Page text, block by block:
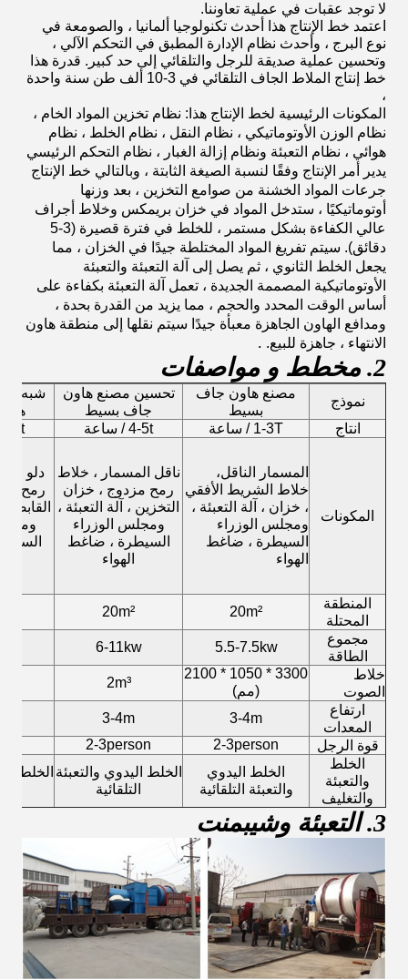
لا توجد عقبات في عملية تعاوننا.
اعتمد خط الإنتاج هذا أحدث تكنولوجيا ألمانيا ، والصومعة في
نوع البرج ، وأحدث نظام الإدارة المطبق في التحكم الآلي ،
وتحسين عملية صديقة للرجل والتلقائي إلى حد كبير. قدرة هذا
خط إنتاج الملاط الجاف التلقائي في 3-10 ألف طن سنة واحدة
،
المكونات الرئيسية لخط الإنتاج هذا: نظام تخزين المواد الخام ،
نظام الوزن الأوتوماتيكي ، نظام النقل ، نظام الخلط ، نظام
هوائي ، نظام التعبئة ونظام إزالة الغبار ، نظام التحكم الرئيسي
يدير أمر الإنتاج وفقًا لنسبة الصيغة الثابتة ، وبالتالي خط الإنتاج
جرعات المواد الخشنة من صوامع التخزين ، بعد وزنها
أوتوماتيكيًا ، ستدخل المواد في خزان بريمكس وخلاط أجراف
عالي الكفاءة بشكل مستمر ، للخلط في فترة قصيرة (3-5
دقائق). سيتم تفريغ المواد المختلطة جيدًا في الخزان ، مما
يجعل الخلط الثانوي ، ثم يصل إلى آلة التعبئة والتعبئة
الأوتوماتيكية المصممة الجديدة ، تعمل آلة التعبئة بكفاءة على
أساس الوقت المحدد والحجم ، مما يزيد من القدرة بحدة ،
ومدافع الهاون الجاهزة معبأة جيدًا سيتم نقلها إلى منطقة هاون
الانتهاء ، جاهزة للبيع. .
2. مخطط و مواصفات
نموذج
مصنع هاون جاف
بسيط
تحسين مصنع هاون
جاف بسيط
شبه
انتاج
1-3T / ساعة 4-5t / ساعة 5-8t / ساعة
المكونات
المسمار الناقل،
خلاط الشريط الأفقي
، خزان ، آلة التعبئة ،
ومجلس الوزراء
السيطرة ، ضاغط
الهواء
ناقل المسمار ، خلاط
رمح مزدوج ، خزان
التخزين ، آلة التعبئة ،
ومجلس الوزراء
السيطرة ، ضاغط
الهواء
دلو
رمح
القابضة
المنطقة
المحتلة
20m²
20m²
مجموع
الطاقة
5.5-7.5kw
6-11kw
خلاط
الصوت
3300 * 1050 * 2100
(مم)
2m³
ارتفاع
المعدات
3-4m
3-4m
قوة الرجل
2-3person
2-3person
الخلط
والتعبئة
والتغليف
الخلط اليدوي
والتعبئة التلقائية
الخلط اليدوي والتعبئة
التلقائية
الخلط
3. التعبئة وشيبمنت